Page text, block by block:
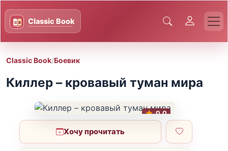
Classic Book/Боевик
Киллер – кровавый туман мира
0.0
Хочу прочитать